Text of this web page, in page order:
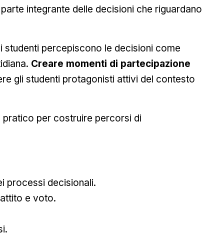
integrante delle decisioni che riguardano
percepiscono le decisioni come
Creare momenti di partecipazione
gli studenti protagonisti attivi del contesto
pratico per costruire percorsi di
processi decisionali.
e voto.